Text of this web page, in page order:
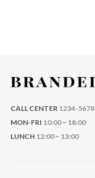
CALL CENTER1234-5678
MON-FRI 10:00 ~ 18:00
LUNCH 12:00 ~ 13:00